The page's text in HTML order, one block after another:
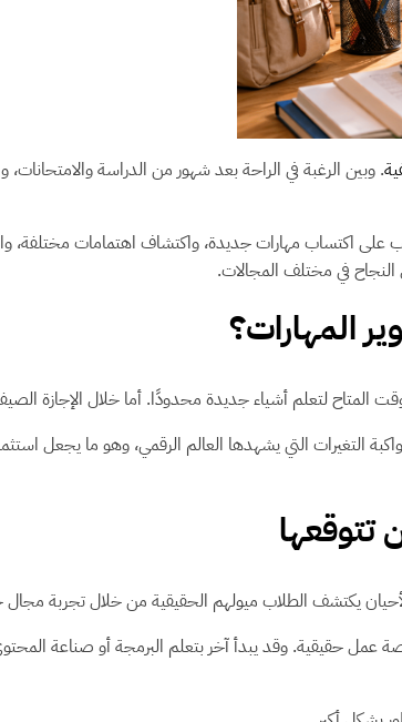
. وبين الرغبة في الراحة بعد شهور من الدراسة
على اكتساب مهارات جديدة، واكتشاف اهتمامات مختلفة،
في مختلف المجالات.
المهارات؟
المتاح لتعلم أشياء جديدة محدودًا. أما خلال الإجازة
التغيرات التي يشهدها العالم الرقمي، وهو ما يجعل
تتوقعها
يكتشف الطلاب ميولهم الحقيقية من خلال تجربة مجال
عمل حقيقية. وقد يبدأ آخر بتعلم البرمجة أو صناعة